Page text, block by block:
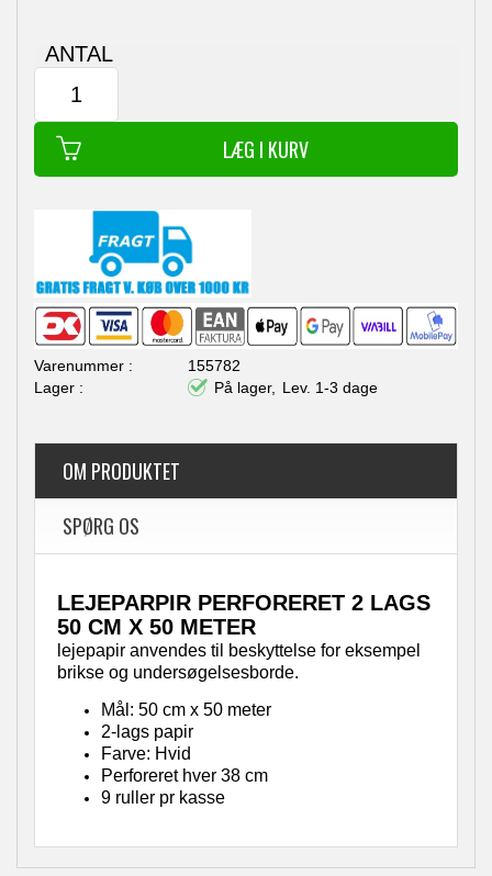
ANTAL
155782
På lager, Lev. 1-3 dage
OM PRODUKTET
SPØRG OS
LEJEPARPIR PERFORERET 2 LAGS
50 CM X 50 METER
lejepapir anvendes til beskyttelse for eksempel
brikse og undersøgelsesborde.
Mål: 50 cm x 50 meter
2-lags papir
Farve: Hvid
Perforeret hver 38 cm
9 ruller pr kasse